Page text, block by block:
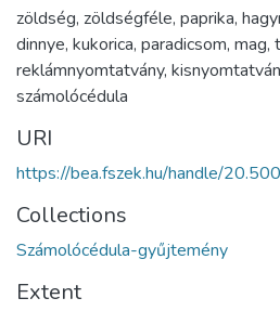
zöldség, zöldségféle, paprika,
dinnye, kukorica, paradicsom, mag,
reklámnyomtatvány,
számolócédula
URI
https://bea.fszek.hu/handle/
Collections
Számolócédula-gyűjtemény
Extent